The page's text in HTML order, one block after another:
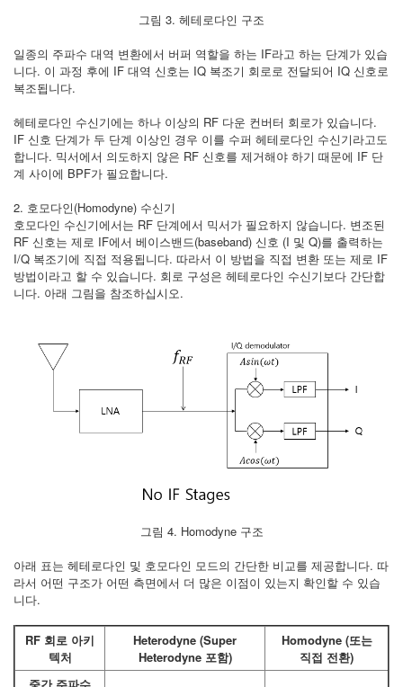
그림 3. 헤테로다인 구조
일종의 주파수 대역 변환에서 버퍼 역할을 하는 IF라고 하는 단계가 있습
니다. 이 과정 후에 IF 대역 신호는 IQ 복조기 회로로 전달되어 IQ 신호로
복조됩니다.
헤테로다인 수신기에는 하나 이상의 RF 다운 컨버터 회로가 있습니다.
IF 신호 단계가 두 단계 이상인 경우 이를 수퍼 헤테로다인 수신기라고도
합니다. 믹서에서 의도하지 않은 RF 신호를 제거해야 하기 때문에 IF 단
계 사이에 BPF가 필요합니다.
2. 호모다인(Homodyne) 수신기
호모다인 수신기에서는 RF 단계에서 믹서가 필요하지 않습니다. 변조된
RF 신호는 제로 IF에서 베이스밴드(baseband) 신호 (I 및 Q)를 출력하는
I/Q 복조기에 직접 적용됩니다. 따라서 이 방법을 직접 변환 또는 제로 IF
방법이라고 할 수 있습니다. 회로 구성은 헤테로다인 수신기보다 간단합
니다. 아래 그림을 참조하십시오.
그림 4. Homodyne 구조
아래 표는 헤테로다인 및 호모다인 모드의 간단한 비교를 제공합니다. 따
라서 어떤 구조가 어떤 측면에서 더 많은 이점이 있는지 확인할 수 있습
니다.
RF 회로 아키
텍처
Heterodyne (Super
Heterodyne 포함)
Homodyne (또는
직접 전환)
중간 주파수